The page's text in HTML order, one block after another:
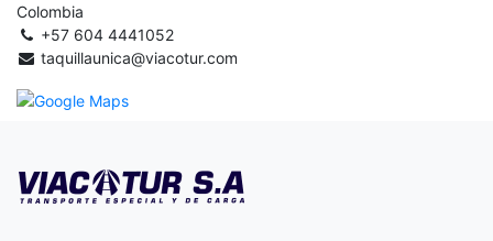
Colombia
+57 604 4441052
taquillaunica@viacotur.com